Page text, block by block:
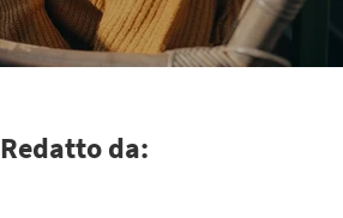
Redatto da: